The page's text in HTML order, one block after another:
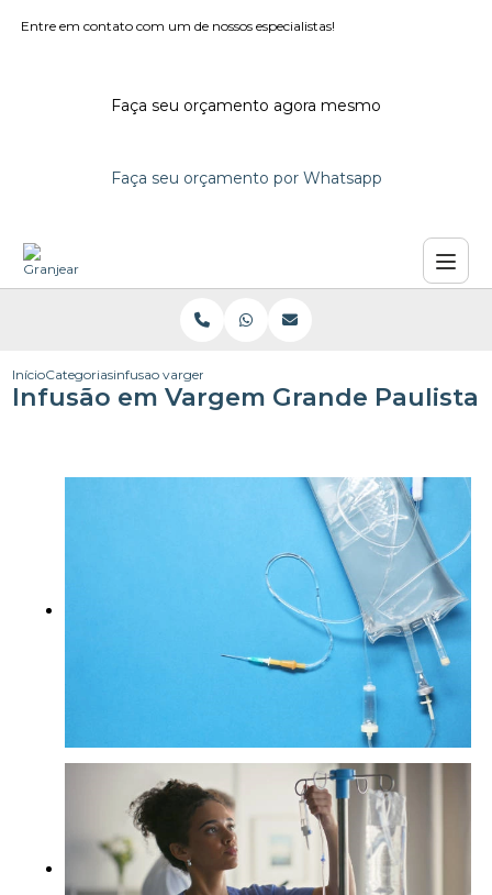
Entre em contato com um de nossos especialistas!
Faça seu orçamento agora mesmo
Faça seu orçamento por Whatsapp
InícioCategoriasinfusao vargem grande paulista
Infusão em Vargem Grande Paulista